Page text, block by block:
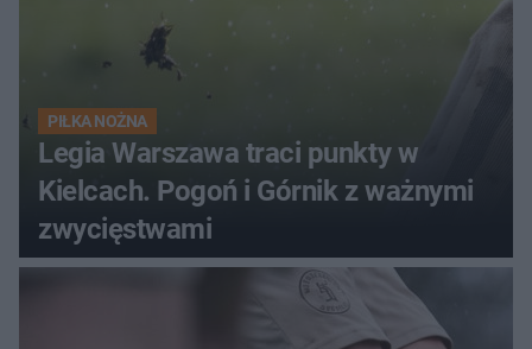
PIŁKA NOŻNA
Legia Warszawa traci punkty w
Kielcach. Pogoń i Górnik z ważnymi
zwycięstwami